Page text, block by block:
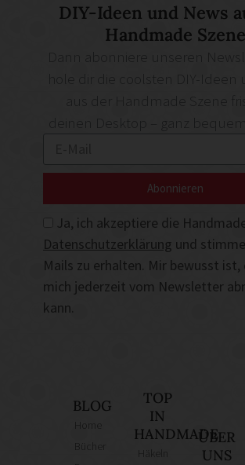
DIY-Ideen und News
Handmade Szene
deinen Desktop – ganz bequem
Ja, ich akzeptiere die
Datenschutzerklärung und
Mails zu erhalten. Mir bewusst ist,
mich jederzeit vom Newsletter
kann.
Abonnieren
BLOG
TOP
IN
HANDMADEÜBER
UNS